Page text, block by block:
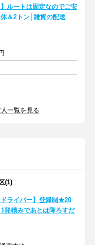
】ルートは固定なのでご安
＆2トン│雑貨の配送
一覧を見る
(1)
ドライバー】登録制★20
発積みであとは降ろすだ